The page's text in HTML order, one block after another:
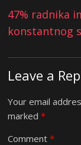
47% radnika
konstantnog
Leave a
Your email
marked*
Comment*